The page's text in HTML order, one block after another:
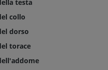
testa
collo
dorso
torace